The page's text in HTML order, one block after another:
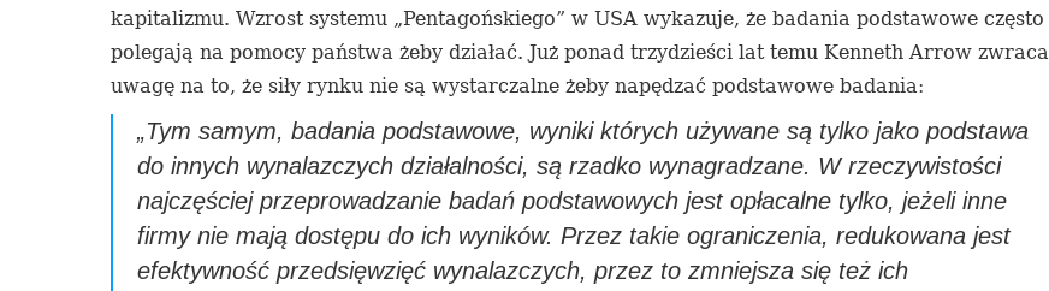
kapitalizmu. Wzrost systemu „Pentagońskiego” w USA wykazuje, że badania podstawowe często
polegają na pomocy państwa żeby działać. Już ponad trzydzieści lat temu Kenneth Arrow zwraca
uwagę na to, że siły rynku nie są wystarczalne żeby napędzać podstawowe badania:
„Tym samym, badania podstawowe, wyniki których używane są tylko jako podstawa
do innych wynalazczych działalności, są rzadko wynagradzane. W rzeczywistości
najczęściej przeprowadzanie badań podstawowych jest opłacalne tylko, jeżeli inne
firmy nie mają dostępu do ich wyników. Przez takie ograniczenia, redukowana jest
efektywność przedsięwzięć wynalazczych, przez to zmniejsza się też ich